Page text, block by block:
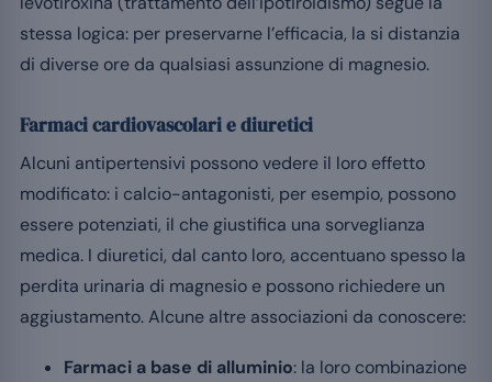
stessa logica: per preservarne l’efficacia, la si distanzia
di diverse ore da qualsiasi assunzione di magnesio.
Farmaci cardiovascolari e diuretici
Alcuni antipertensivi possono vedere il loro effetto
modificato: i calcio-antagonisti, per esempio, possono
essere potenziati, il che giustifica una sorveglianza
medica. I diuretici, dal canto loro, accentuano spesso la
perdita urinaria di magnesio e possono richiedere un
aggiustamento. Alcune altre associazioni da conoscere:
Farmaci a base di alluminio: la loro combinazione